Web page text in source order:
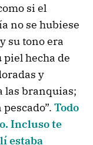
si el
no se hubiese
su tono era
hecha de
y
las branquias;
Todo
Incluso te
estaba